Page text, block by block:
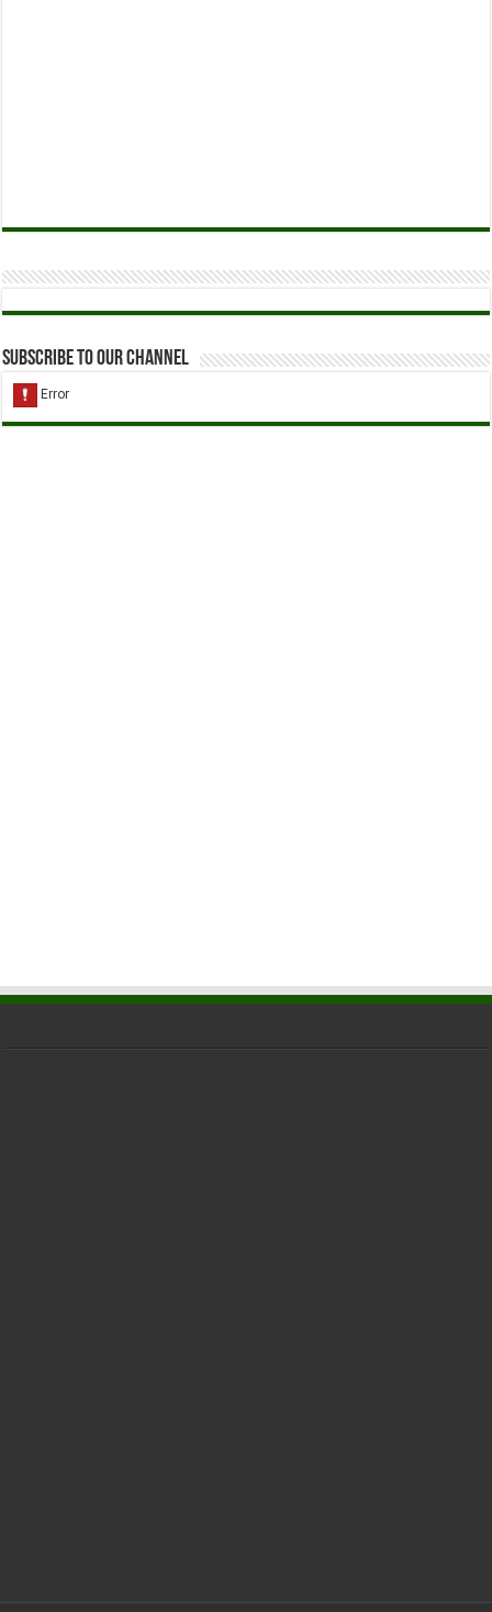
Subscribe to our Channel